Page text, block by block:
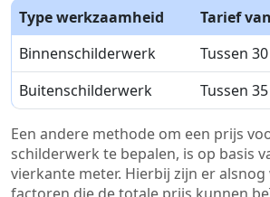
Type werkzaamheid
Tarief
Binnenschilderwerk
Tussen
Buitenschilderwerk
Tussen
Een andere methode om een prijs
schilderwerk te bepalen, is op basis
vierkante meter. Hierbij zijn er